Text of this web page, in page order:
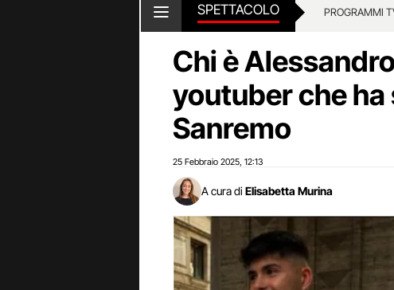
SPETTACOLO PROGRAMMI
Chi è
youtuber che ha
Sanremo
25 Febbraio 2025 12:13
A cura di Elisabetta Murina